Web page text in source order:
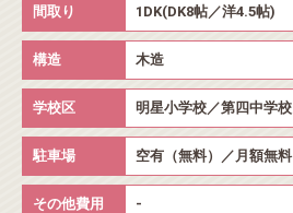
間取り 1DK(DK8帖／洋4.5帖)
構造 木造
学校区 明星小学校／第四中学校
駐車場 空有（無料）／月額無料
その他費用 -